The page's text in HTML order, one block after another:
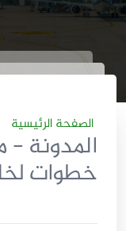
الصفحة الرئيسية
المدونة
خطوات